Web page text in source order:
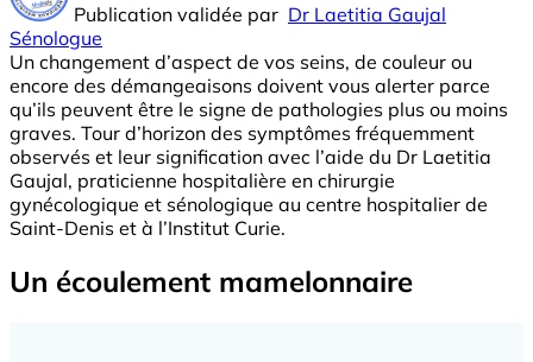
Publication validée par Dr Laetitia Gaujal
Sénologue
Un changement d’aspect de vos seins, de couleur ou
encore des démangeaisons doivent vous alerter parce
qu’ils peuvent être le signe de pathologies plus ou moins
graves. Tour d’horizon des symptômes fréquemment
observés et leur signification avec l’aide du Dr Laetitia
Gaujal, praticienne hospitalière en chirurgie
gynécologique et sénologique au centre hospitalier de
Saint-Denis et à l’Institut Curie.
Un écoulement mamelonnaire